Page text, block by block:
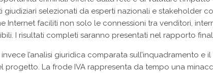
selezionati da esperti nazionali e stakeholder
Internet faciliti non solo le connessioni tra venditori,
I risultati completi saranno presentati nel rapporto
l’analisi giuridica comparata sull’inquadramento
progetto. La frode IVA rappresenta da tempo una